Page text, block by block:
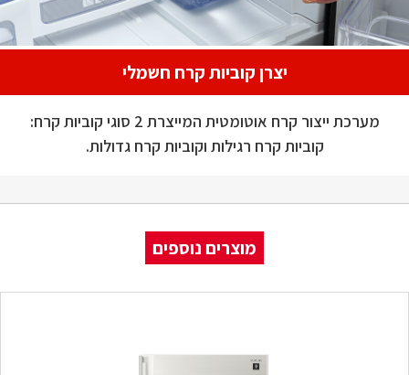
יצרן קוביות קרח חשמלי
מערכת ייצור קרח אוטומטית המייצרת 2 סוגי קוביות קרח:
קוביות קרח רגילות וקוביות קרח גדולות.
מוצרים נוספים